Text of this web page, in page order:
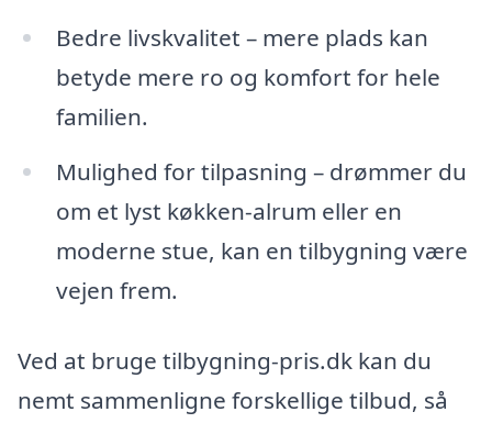
Bedre livskvalitet – mere plads kan
betyde mere ro og komfort for hele
familien.
Mulighed for tilpasning – drømmer du
om et lyst køkken-alrum eller en
moderne stue, kan en tilbygning være
vejen frem.
Ved at bruge tilbygning-pris.dk kan du
nemt sammenligne forskellige tilbud, så